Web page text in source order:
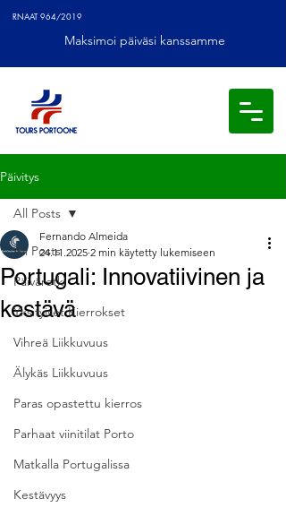
RNAAT 964/2019
Maksimoi päiväsi kanssamme
Päivitys
All Posts
Päiväretki
Yksityiset Kierrokset
Vihreä Liikkuvuus
Älykäs Liikkuvuus
Paras opastettu kierros
Parhaat viinitilat Porto
Matkalla Portugalissa
Kestävyys
All Posts
Portugali: Innovatiivinen ja
kestävä
Fernando Almeida
24.11.2025 2 min käytetty lukemiseen